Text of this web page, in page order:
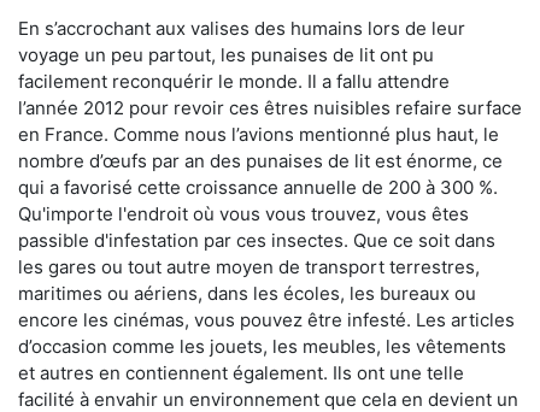
En s’accrochant aux valises des humains lors de leur
voyage un peu partout, les punaises de lit ont pu
facilement reconquérir le monde. Il a fallu attendre
l’année 2012 pour revoir ces êtres nuisibles refaire surface
en France. Comme nous l’avions mentionné plus haut, le
nombre d’œufs par an des punaises de lit est énorme, ce
qui a favorisé cette croissance annuelle de 200 à 300 %.
Qu'importe l'endroit où vous vous trouvez, vous êtes
passible d'infestation par ces insectes. Que ce soit dans
les gares ou tout autre moyen de transport terrestres,
maritimes ou aériens, dans les écoles, les bureaux ou
encore les cinémas, vous pouvez être infesté. Les articles
d’occasion comme les jouets, les meubles, les vêtements
et autres en contiennent également. Ils ont une telle
facilité à envahir un environnement que cela en devient un